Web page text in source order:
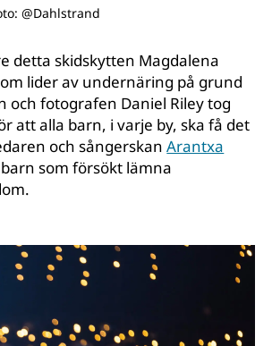
@Dahlstrand
detta skidskytten Magdalena
lider av undernäring på grund
och fotografen Daniel Riley tog
att alla barn, i varje by, ska få det
och sångerskanArantxa
som försökt lämna